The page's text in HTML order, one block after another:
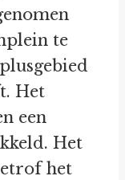
te
Het
een
Het
het